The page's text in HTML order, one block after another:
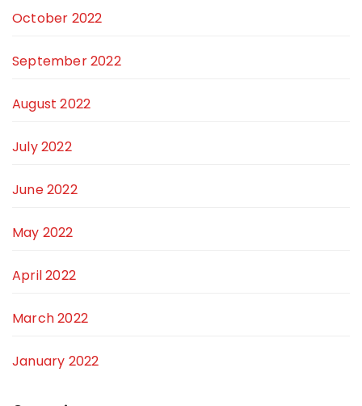
October 2022
September 2022
August 2022
July 2022
June 2022
May 2022
April 2022
March 2022
January 2022